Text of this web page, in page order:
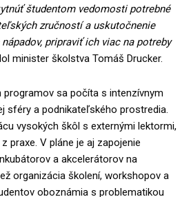
študentom vedomosti potrebné
zručností a uskutočnenie
pripraviť ich viac na potreby
minister školstva Tomáš Drucker.
programov sa počíta s intenzívnym
sféry a podnikateľského prostredia.
vysokých škôl s externými lektormi,
praxe. V pláne je aj zapojenie
a akcelerátorov na
organizácia školení, workshopov a
oboznámia s problematikou